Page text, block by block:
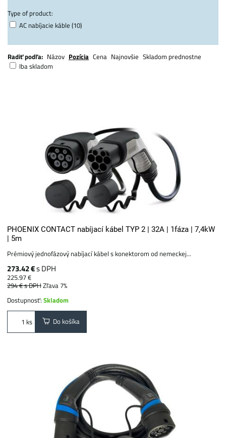
Type of product:
AC nabíjacie káble (10)
Radiť podľa: Názov Pozícia Cena Najnovšie Skladom prednostne
Iba skladom
PHOENIX CONTACT nabíjací kábel TYP 2 | 32A | 1fáza | 7,4kW
| 5m
Prémiový jednofázový nabíjací kábel s konektorom od nemeckej...
273.42 €s DPH
225.97 €
294 €s DPHZľava 7%
Dostupnosť:Skladom
ks Do košíka